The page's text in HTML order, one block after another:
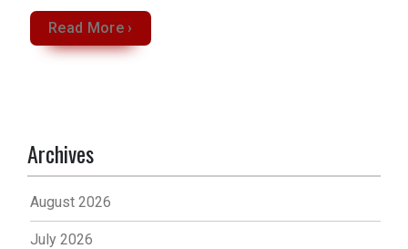
Read More ›
Archives
August 2026
July 2026